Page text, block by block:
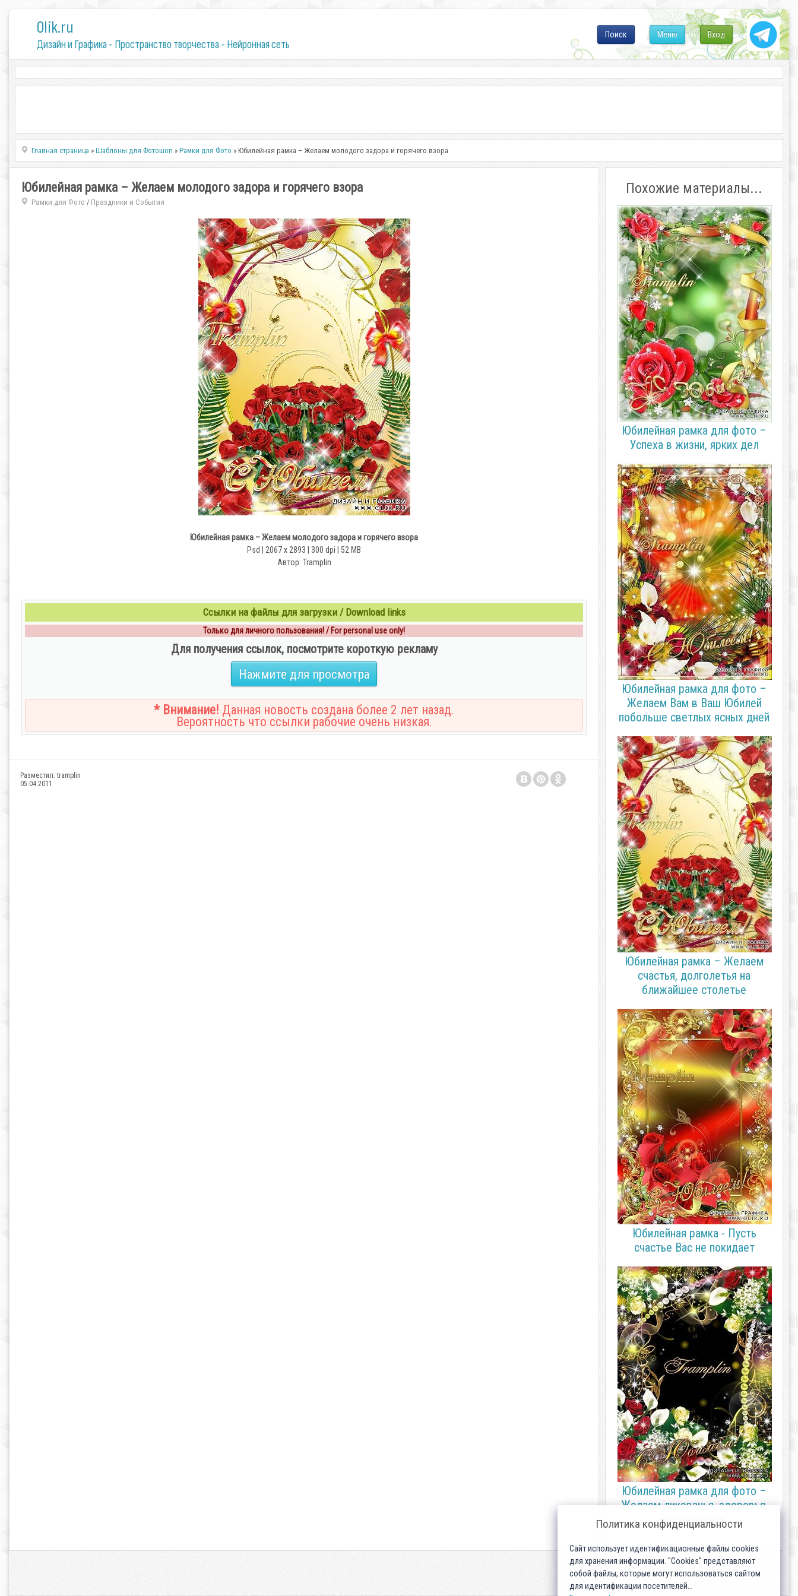
0lik.ru
Дизайн и Графика - Пространство творчества - Нейронная сеть
Вход
Меню
Поиск
Главная страница »Шаблоны для Фотошоп »Рамки для Фото » Юбилейная рамка – Желаем молодого задора и горячего взора
Юбилейная рамка – Желаем молодого задора и горячего взора
Рамки для Фото / Праздники и События
Юбилейная рамка – Желаем молодого задора и горячего взора
Psd | 2067 x 2893 | 300 dpi | 52 MB
Автор: Tramplin
Ссылки на файлы для загрузки / Download links
Только для личного пользования! / For personal use only!
Для получения ссылок, посмотрите короткую рекламу
Нажмите для просмотра
* Внимание! Данная новость создана более 2 лет назад.
Вероятность что ссылки рабочие очень низкая.
Разместил: tramplin
05.04.2011
Похожие материалы...
Юбилейная рамка для фото –
Успеха в жизни, ярких дел
Юбилейная рамка для фото –
Желаем Вам в Ваш Юбилей
побольше светлых ясных дней
Юбилейная рамка – Желаем
счастья, долголетья на
ближайшее столетье
Юбилейная рамка - Пусть
счастье Вас не покидает
Юбилейная рамка для фото –
Желаем ликованья, здоровья,
процветанья
Политика конфиденциальности
Сайт использует идентификационные файлы cookies
для хранения информации. "Cookies" представляют
собой файлы, которые могут использоваться сайтом
для идентификации посетителей...